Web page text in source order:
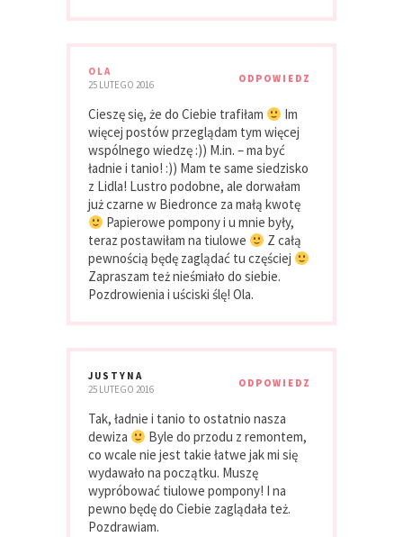
OLA
25 LUTEGO 2016
ODPOWIEDZ
Cieszę się, że do Ciebie trafiłam
Im
więcej postów przeglądam tym więcej
wspólnego wiedzę :)) M.in. – ma być
ładnie i tanio! :)) Mam te same siedzisko
z Lidla! Lustro podobne, ale dorwałam
już czarne w Biedronce za małą kwotę
Papierowe pompony i u mnie były,
teraz postawiłam na tiulowe
Z całą
pewnością będę zaglądać tu częściej
Zapraszam też nieśmiało do siebie.
Pozdrowienia i uściski ślę! Ola.
JUSTYNA
25 LUTEGO 2016
ODPOWIEDZ
Tak, ładnie i tanio to ostatnio nasza
dewiza
Byle do przodu z remontem,
co wcale nie jest takie łatwe jak mi się
wydawało na początku. Muszę
wypróbować tiulowe pompony! I na
pewno będę do Ciebie zaglądała też.
Pozdrawiam.